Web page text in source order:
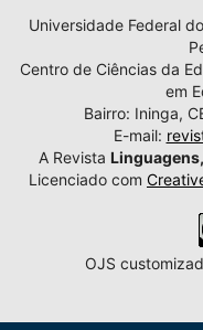
Universidade Federal
Centro de Ciências da
em
Bairro: Ininga,
E-mail:
A Revista
Licenciado com
OJS